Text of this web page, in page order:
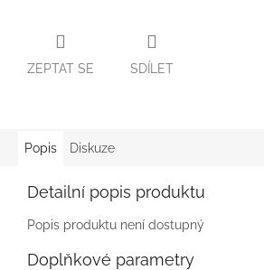
ZEPTAT SE SDÍLET
Popis Diskuze
Detailní popis produktu
Popis produktu není dostupný
Doplňkové parametry